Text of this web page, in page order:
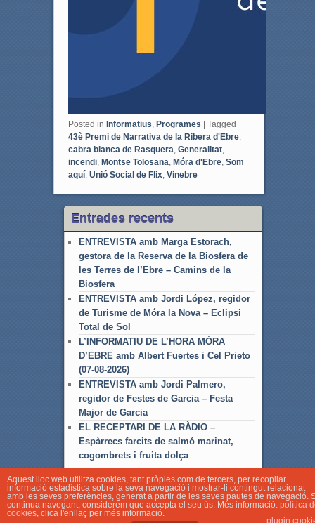
Posted in Informatius Programes | Tagged
43è Premi de Narrativa de la Ribera d'Ebre,
cabra blanca de Rasquera Generalitat,
incendi, Montse Tolosana Móra d'Ebre, Som
aquí, Unió Social de Flix, Vinebre
Entrades recents
ENTREVISTA amb Marga Estorach,
gestora de la Reserva de la Biosfera de
les Terres de l’Ebre – Camins de la
Biosfera
ENTREVISTA amb Jordi López, regidor
de Turisme de Móra la Nova – Eclipsi
Total de Sol
L’INFORMATIU DE L’HORA MÓRA
D’EBRE amb Albert Fuertes i Cel Prieto
(07-08-2026)
ENTREVISTA amb Jordi Palmero,
regidor de Festes de Garcia – Festa
Major de Garcia
EL RECEPTARI DE LA RÀDIO –
Espàrrecs farcits de salmó marinat,
cogombrets i fruita dolça
Aquest lloc web utilitza cookies, tant pròpies com de tercers, per recopilar
informació estadística sobre la seva navegació i mostrar-li contingut relacionat
amb les seves preferències, generat a partir de les seves pautes de navegació.
continua navegant, considerem que accepta el seu ús. Més informació. política
cookies, clica l'enllaç per més informació.
plugin